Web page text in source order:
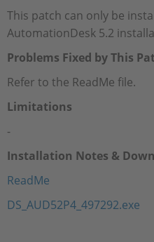
採用情報
This patch can only be
AutomationDesk 5.2
Problems Fixed by This
Refer to the ReadMe file.
Limitations
-
Installation Notes &
ReadMe
DS_AUD52P4_497292.exe